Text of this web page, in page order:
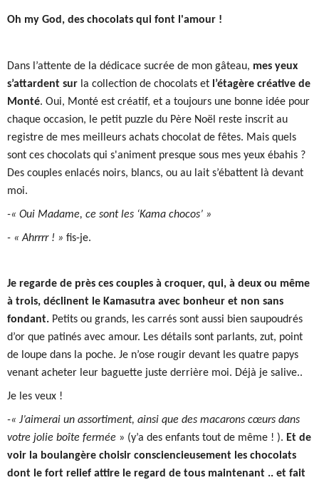
Oh my God, des chocolats qui font l'amour !
Dans l’attente de la dédicace sucrée de mon gâteau, mes yeux
s’attardent sur la collection de chocolats et l’étagère créative de
Monté. Oui, Monté est créatif, et a toujours une bonne idée pour
chaque occasion, le petit puzzle du Père Noël reste inscrit au
registre de mes meilleurs achats chocolat de fêtes. Mais quels
sont ces chocolats qui s'animent presque sous mes yeux ébahis ?
Des couples enlacés noirs, blancs, ou au lait s’ébattent là devant
moi.
-« Oui Madame, ce sont les ‘Kama chocos’ »
- « Ahrrrr ! » fis-je.
Je regarde de près ces couples à croquer, qui, à deux ou même
à trois, déclinent le Kamasutra avec bonheur et non sans
fondant. Petits ou grands, les carrés sont aussi bien saupoudrés
d’or que patinés avec amour. Les détails sont parlants, zut, point
de loupe dans la poche. Je n’ose rougir devant les quatre papys
venant acheter leur baguette juste derrière moi. Déjà je salive..
Je les veux !
-« J’aimerai un assortiment, ainsi que des macarons cœurs dans
votre jolie boîte fermée » (y’a des enfants tout de même ! ). Et de
voir la boulangère choisir consciencieusement les chocolats
dont le fort relief attire le regard de tous maintenant .. et fait